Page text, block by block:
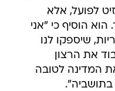
לפועל, אלא
הוסיף כי "אני
שיספקו לנו
את הרצון
המדינה לטובה